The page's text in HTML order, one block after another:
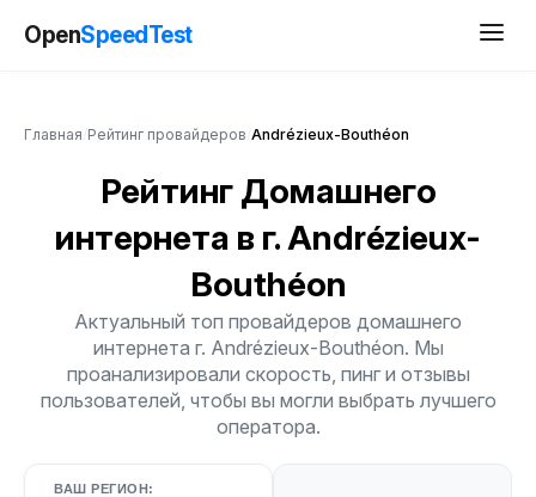
OpenSpeedTest
Главная Рейтинг провайдеров Andrézieux-Bouthéon
Рейтинг Домашнего
интернета в г. Andrézieux-
Bouthéon
Актуальный топ провайдеров домашнего
интернета г. Andrézieux-Bouthéon. Мы
проанализировали скорость, пинг и отзывы
пользователей, чтобы вы могли выбрать лучшего
оператора.
ВАШ РЕГИОН: